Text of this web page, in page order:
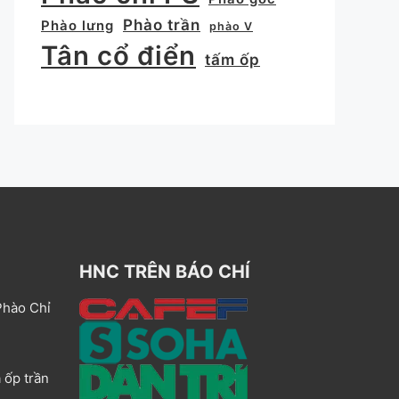
Phào lưng
Phào trần phào V
Tân cổ điển tấm ốp
Chỉ
ốp trần
HNC TRÊN BÁO CHÍ